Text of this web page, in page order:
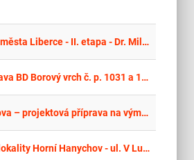
Sociální bydlení města Liberce - II. etapa - Dr. Milady Horákové 339 - projektová dokumentace
Projektová příprava BD Borový vrch č. p. 1031 a 1032, Liberec – modernizace koupelen a kuchyní
ZŠ Liberec, Husova – projektová příprava na výměnu a modernizaci silnoproudé a slaboproudé elektroinstalace
Odkanalizování lokality Horní Hanychov - ul. V Lukách, Za Domovem, K Bucharce, U Internátu - II. etapa